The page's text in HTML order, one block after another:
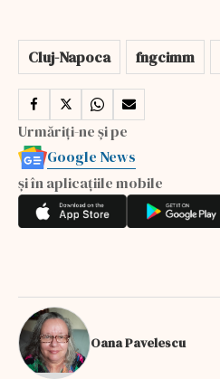
Cluj-Napoca fngcimm
Urmăriți-ne și pe
Google News
și în aplicațiile mobile
Oana Pavelescu